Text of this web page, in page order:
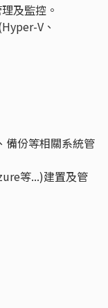
及監控。
V、
備份等相關系統管
等...)建置及管